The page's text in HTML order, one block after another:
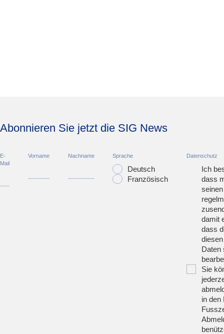
Abonnieren Sie jetzt die SIG News
E-
Mail
Vorname Nachname Sprache
Deutsch
Französisch
Datenschutz
Ich
dass
damit
dass
Daten
Sie
in den